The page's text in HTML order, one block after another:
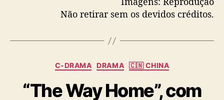
o
Não retirar sem os devidos créditos.
C
t
e
C-DRAMA DRAMA 🇨🇳 CHINA
“The Way Home”, com